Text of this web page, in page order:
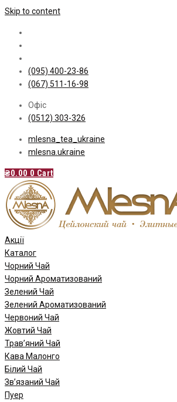
Skip to content
(095) 400-23-86
(067) 511-16-98
Офіс
(0512) 303-326
mlesna_tea_ukraine
mlesna.ukraine
₴0.00 0 Cart
Акції
Каталог
Чорний Чай
Чорний Ароматизований
Зелений Чай
Зелений Ароматизований
Червоний Чай
Жовтий Чай
Трав’яний Чай
Кава Малонго
Білий Чай
Зв’язаний Чай
Пуер